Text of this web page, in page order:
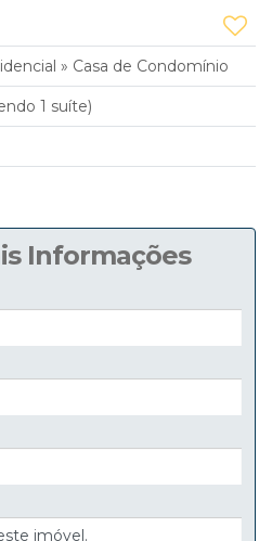
» Casa de Condomínio
1 suíte)
Informações